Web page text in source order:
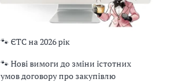
🐾 ЄТС на 2026 рік
🐾 Нові вимоги до зміни істотних
умов договору про закупівлю